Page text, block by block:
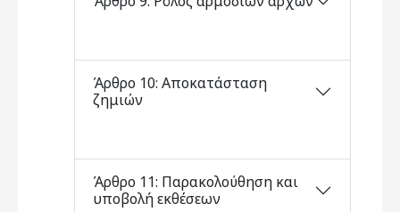
Άρθρο 10: Αποκατάσταση
ζημιών
Άρθρο 11: Παρακολούθηση και
υποβολή εκθέσεων